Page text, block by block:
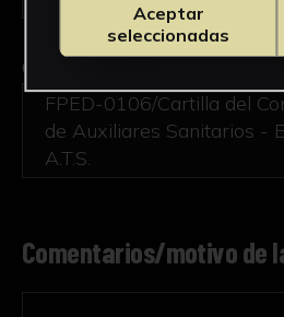
Obra en la que está
FPED-0106/Cartilla del
de Auxiliares Sanitarios -
A.T.S.
Comentarios/motivo de
Aceptar
seleccionadas